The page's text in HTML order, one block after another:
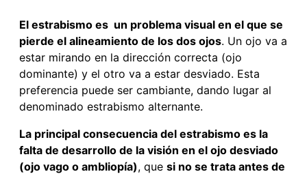
El estrabismo es un problema visual en el que se
pierde el alineamiento de los dos ojos. Un ojo va a
estar mirando en la dirección correcta (ojo
dominante) y el otro va a estar desviado. Esta
preferencia puede ser cambiante, dando lugar al
denominado estrabismo alternante.
La principal consecuencia del estrabismo es la
falta de desarrollo de la visión en el ojo desviado
(ojo vago o ambliopía), que si no se trata antes de